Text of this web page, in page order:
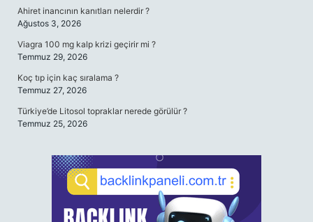
Ahiret inancının kanıtları nelerdir ?
Ağustos 3, 2026
Viagra 100 mg kalp krizi geçirir mi ?
Temmuz 29, 2026
Koç tıp için kaç sıralama ?
Temmuz 27, 2026
Türkiye’de Litosol topraklar nerede görülür ?
Temmuz 25, 2026